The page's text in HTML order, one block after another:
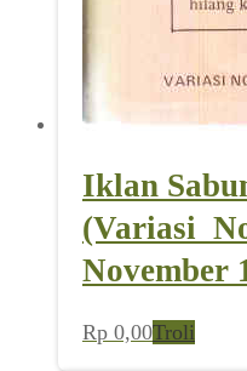
Iklan
November
Rp 0,00Troli